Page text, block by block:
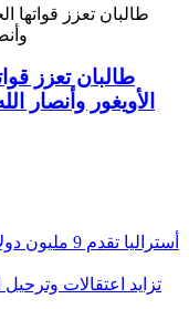
طالبان تعزز
الأويغور وأنصار
أستراليا
تزايد اعتقالات